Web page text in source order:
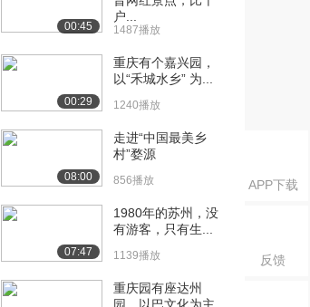
APP下载
反馈
[17] 第17集《公正严明 秉
公执法》
7.1万播放
[18] 第18集《法律面前，
7.7万播放
[19] 第19集《遵守法规，
7.3万播放
[20] 第20集《不畏强权，
6.9万播放
00:45
户...
1487播放
00:29
重庆有个嘉兴园，
以“禾城水乡” 为...
1240播放
08:00
走进“中国最美乡
村”婺源
856播放
07:47
1980年的苏州，没
有游客，只有生...
1139播放
重庆园有座达州